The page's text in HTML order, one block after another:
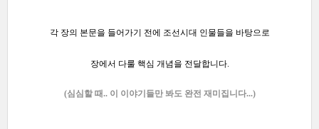
각 장의 본문을 들어가기 전에 조선시대 인물들을 바탕으로
장에서 다룰 핵심 개념을 전달합니다.
(심심할 때..이 이야기들만 봐도 완전 재미집니다...)